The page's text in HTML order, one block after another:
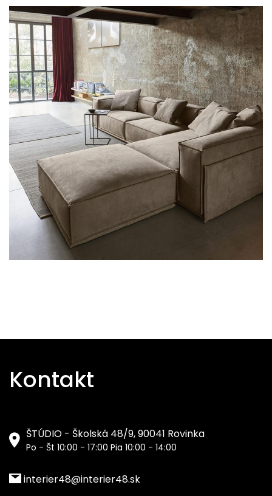
Kontakt
ŠTÚDIO - Školská 48/9, 90041 Rovinka
Po - Št 10:00 - 17:00 Pia 10:00 - 14:00
interier48@interier48.sk